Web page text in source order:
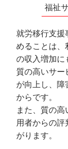
福祉
就労移行支援
めることは、
の収入増加に
質の高いサ
が向上し、障
からです。
また、質の
用者からの評
がります。